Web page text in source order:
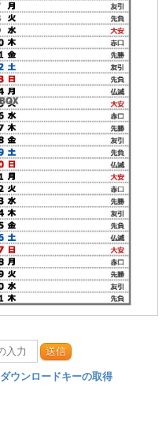
送信
ダウンロードキーの取得